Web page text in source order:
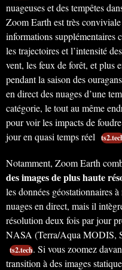
nuageuses et des tempêtes
Zoom Earth est très
informations supplémentaires
les trajectoires et l’intensité
vent, les feux de forêt, et plus
pendant la saison des
en direct des nuages d’une
catégorie, le tout au même
pour voir les impacts de
jour en quasi temps réel
Notamment, Zoom Earth
des images de plus haute
les données géostationnaires
nuages en direct, mais il
résolution deux fois par jour
NASA (Terra/Aqua MODIS,
ts2.tech. Si vous zoomez
transition à des images